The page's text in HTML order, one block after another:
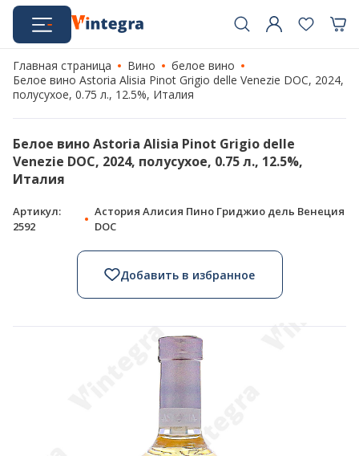
Главная страница Вино
белое вино
Белое вино Astoria Alisia Pinot Grigio delle Venezie DOC, 2024,
полусухое, 0.75 л., 12.5%, Италия
Белое вино Astoria Alisia Pinot Grigio delle
Venezie DOC, 2024, полусухое, 0.75 л., 12.5%,
Италия
Артикул:
2592
Астория Алисия Пино Гриджио дель Венеция
DOC
Добавить в избранное